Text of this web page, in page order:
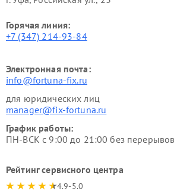
Горячая линия:
+7 (347) 214-93-84
Электронная почта:
info@fortuna-fix.ru
для юридических лиц
manager@fix-fortuna.ru
График работы:
ПН-ВСК с 9:00 до 21:00 без
Рейтинг сервисного центра
4.9-5.0